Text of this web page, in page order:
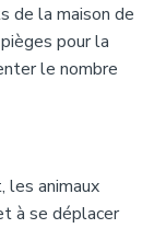
de la maison de
pour la
le nombre
les animaux
à se déplacer